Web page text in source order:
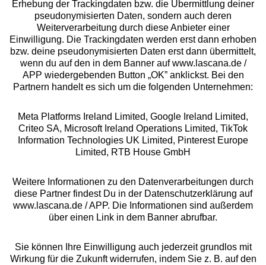
Über uns
Rechtliches
Alle Preise inkl. MwSt., zzgl.
Versandkosten
** Bonität vorausgesetzt, berechtigt zur Bonitätsprüfung
Erhebung der Trackingdaten bzw. die Übermittlung deiner
pseudonymisierten Daten, sondern auch deren
Weiterverarbeitung durch diese Anbieter einer
Einwilligung. Die Trackingdaten werden erst dann erhoben
bzw. deine pseudonymisierten Daten erst dann übermittelt,
wenn du auf den in dem Banner auf www.lascana.de /
APP wiedergebenden Button „OK” anklickst. Bei den
Partnern handelt es sich um die folgenden Unternehmen:
Meta Platforms Ireland Limited, Google Ireland Limited,
Criteo SA, Microsoft Ireland Operations Limited, TikTok
Information Technologies UK Limited, Pinterest Europe
Limited, RTB House GmbH
Weitere Informationen zu den Datenverarbeitungen durch
diese Partner findest Du in der Datenschutzerklärung auf
www.lascana.de / APP. Die Informationen sind außerdem
über einen Link in dem Banner abrufbar.
Sie können Ihre Einwilligung auch jederzeit grundlos mit
Wirkung für die Zukunft widerrufen, indem Sie z. B. auf den